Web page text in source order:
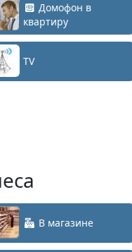
Домофон в
квартиру
TV
В магазине